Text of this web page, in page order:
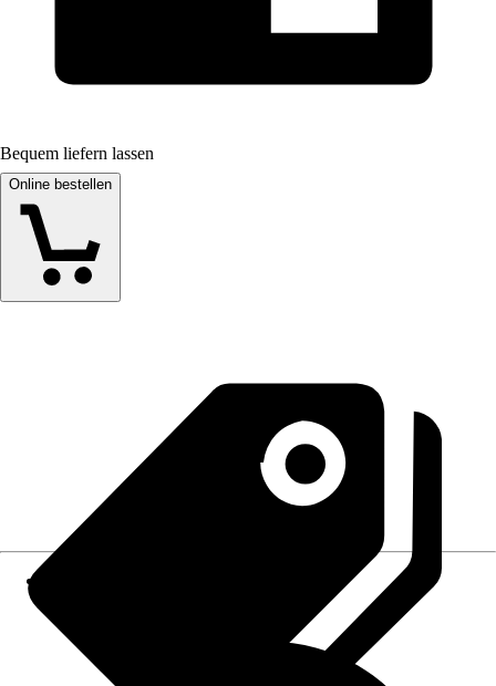
Bequem liefern lassen
Online bestellen